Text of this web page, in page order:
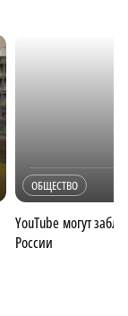
ОБЩЕСТВО
YouTube могут
России